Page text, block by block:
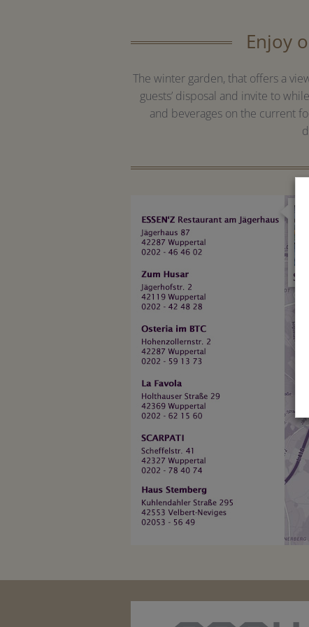
Enjoy
The winter garden, that offers a
guests’ disposal and invite to
and beverages on the current